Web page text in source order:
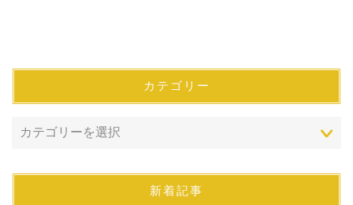
カテゴリー
新着記事